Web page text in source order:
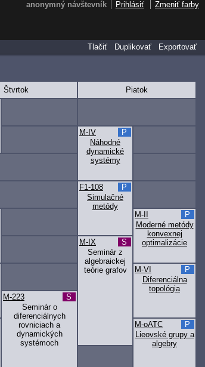
Štvrtok
Piatok
Náhodné
dynamické
systémy
M-IV P
Simulačné
metódy
F1-108 P
Moderné metódy
konvexnej
optimalizácie
M-II P
Seminár z
algebraickej
teórie grafov
M-IX S
Diferenciálna
topológia
M-VI P
Seminár o
diferenciálnych
rovniciach a
dynamických
systémoch
M-223 S
Lieovské grupy a
algebry
M-oATC P
Tlačiť
Duplikovať Exportovať
anonymný návštevník Prihlásiť Zmeniť farby